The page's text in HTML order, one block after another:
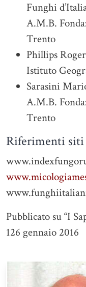
Funghi
A.M.B.
Trento
Phillips
Istituto
Sarasini
A.M.B.
Trento
Riferimenti siti
Pubblicato su “I
126 gennaio 2016